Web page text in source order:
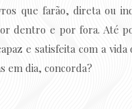
que farão, direta ou
dentro e por fora. Até
e satisfeita com a vida
em dia, concorda?